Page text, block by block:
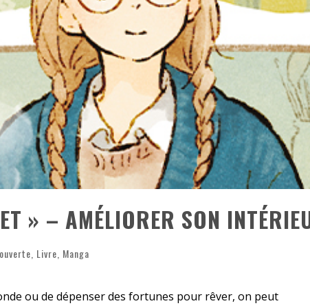
UNE BELLE HISTOIRE !
CHOC !
» – AMÉLIORER SON
Livre Manga
ou de dépenser des fortunes pour rêver, on peut